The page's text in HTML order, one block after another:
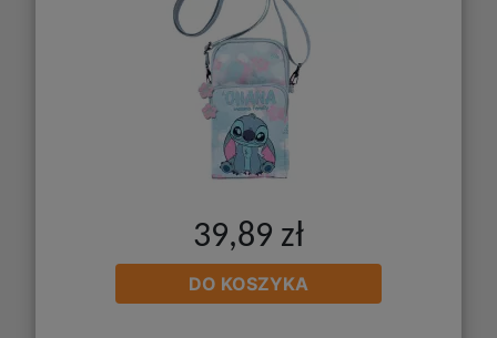
39,89 zł
DO KOSZYKA